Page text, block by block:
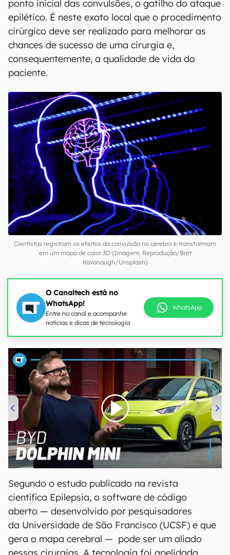
ponto inicial das convulsões, o gatilho do ataque
epilético. É neste exato local que o procedimento
cirúrgico deve ser realizado para melhorar as
chances de sucesso de uma cirurgia e,
consequentemente, a qualidade de vida do
paciente.
Cientistas registram os efeitos da convulsão no cérebro e transformam
em um mapa de calor 3D (Imagem: Reprodução/Bret
Kavanaugh/Unsplash)
O Canaltech está no
WhatsApp!
Entre no canal e acompanhe
notícias e dicas de tecnologia
WhatsApp
00:00/04:07
Segundo o estudo publicado na revista
científica Epilepsia, o software de código
aberto — desenvolvido por pesquisadores
da Universidade de São Francisco (UCSF) e que
gera o mapa cerebral — pode ser um aliado